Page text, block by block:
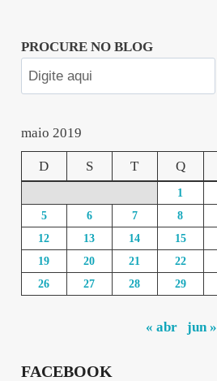
PROCURE NO BLOG
maio 2019
D S T Q
1
5
6 7 8
12
13 14 15
19
20 21 22
26
27 28 29
« abr jun »
FACEBOOK